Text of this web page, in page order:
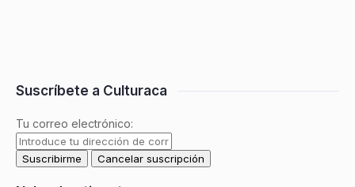
Suscríbete a Culturaca
Tu correo electrónico: